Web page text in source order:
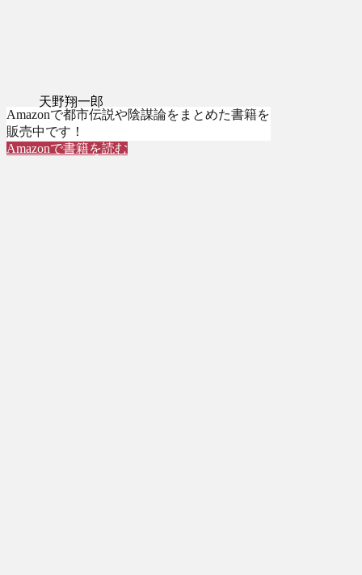
天野翔一郎
Amazonで都市伝説や陰謀論をまとめた書籍を
販売中です！
Amazonで書籍を読む